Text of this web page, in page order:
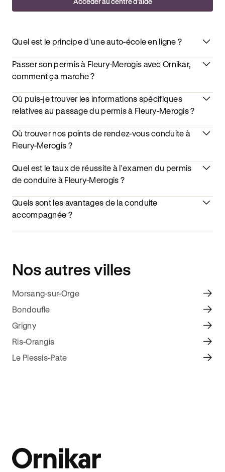
Quel est le principe d'une auto-école en ligne ?
Passer son permis à Fleury-Merogis avec Ornikar,
comment ça marche ?
Où puis-je trouver les informations spécifiques
relatives au passage du permis à Fleury-Merogis ?
Où trouver nos points de rendez-vous conduite à
Fleury-Merogis ?
Quel est le taux de réussite à l'examen du permis
de conduire à Fleury-Merogis ?
Quels sont les avantages de la conduite
accompagnée ?
Nos autres villes
Morsang-sur-Orge
Bondoufle
Grigny
Ris-Orangis
Le Plessis-Pate